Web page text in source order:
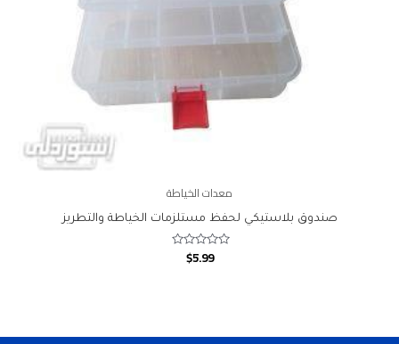
معدات الخياطة
صندوق بلاستيكي لحفظ مستلزمات الخياطة والتطريز
Rated
$5.99